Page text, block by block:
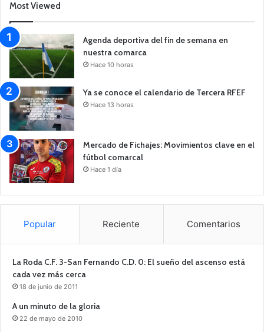
Most Viewed
Agenda deportiva del fin de semana en
nuestra comarca
Hace 10 horas
Ya se conoce el calendario de Tercera RFEF
Hace 13 horas
Mercado de Fichajes: Movimientos clave en el
fútbol comarcal
Hace 1 día
Popular Reciente Comentarios
La Roda C.F. 3-San Fernando C.D. 0: El sueño del ascenso está
cada vez más cerca
18 de junio de 2011
A un minuto de la gloria
22 de mayo de 2010